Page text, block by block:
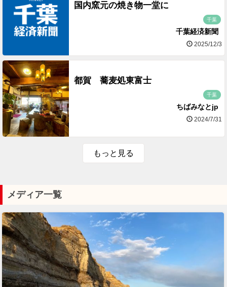
国内窯元の焼き物一堂に
千葉
千葉経済新聞
2025/12/3
都賀 蕎麦処東富士
千葉
ちばみなとjp
2024/7/31
もっと見る
メディア一覧